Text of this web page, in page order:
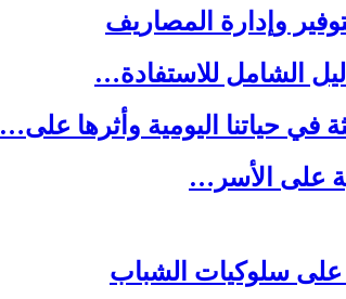
في حياتنا اليومية وأثرها على…
على الأسر…